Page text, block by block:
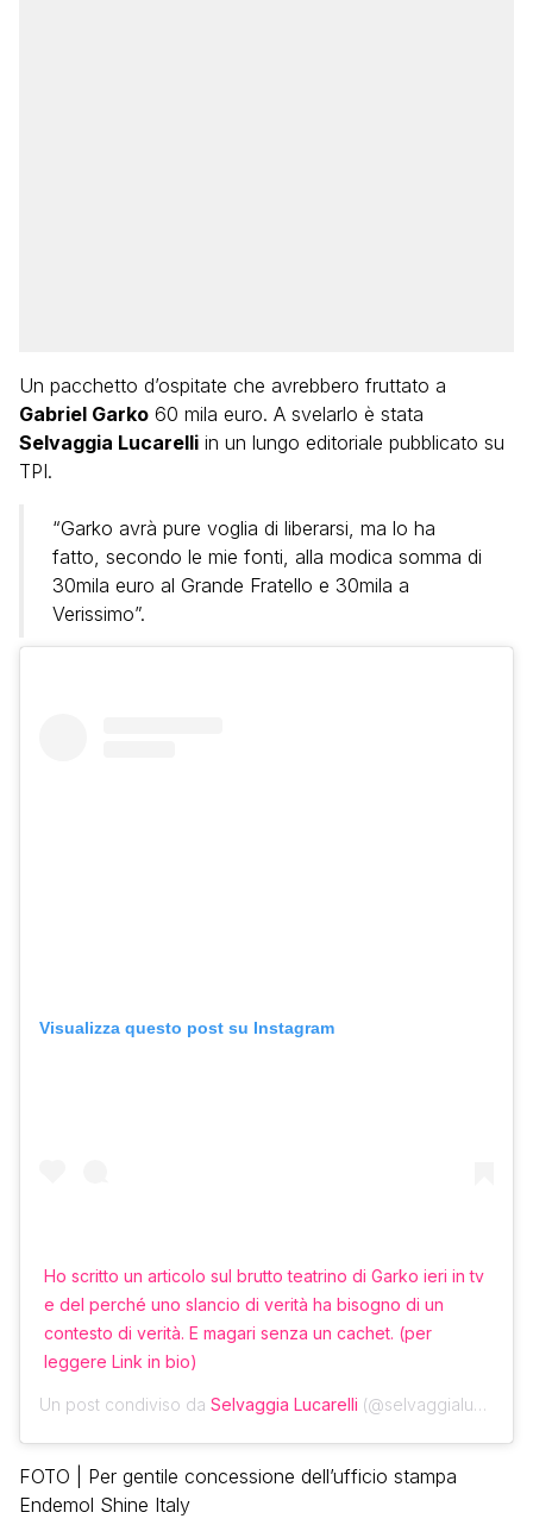
Un pacchetto d’ospitate che avrebbero fruttato a
Gabriel Garko 60 mila euro. A svelarlo è stata
Selvaggia Lucarelli in un lungo editoriale pubblicato su
TPI.
“Garko avrà pure voglia di liberarsi, ma lo ha
fatto, secondo le mie fonti, alla modica somma di
30mila euro al Grande Fratello e 30mila a
Verissimo”.
Visualizza questo post su Instagram
Ho scritto un articolo sul brutto teatrino di Garko ieri in tv
e del perché uno slancio di verità ha bisogno di un
contesto di verità. E magari senza un cachet. (per
leggere Link in bio)
Un post condiviso da Selvaggia Lucarelli (@selvaggialucarelli) in data:
FOTO | Per gentile concessione dell’ufficio stampa
Endemol Shine Italy